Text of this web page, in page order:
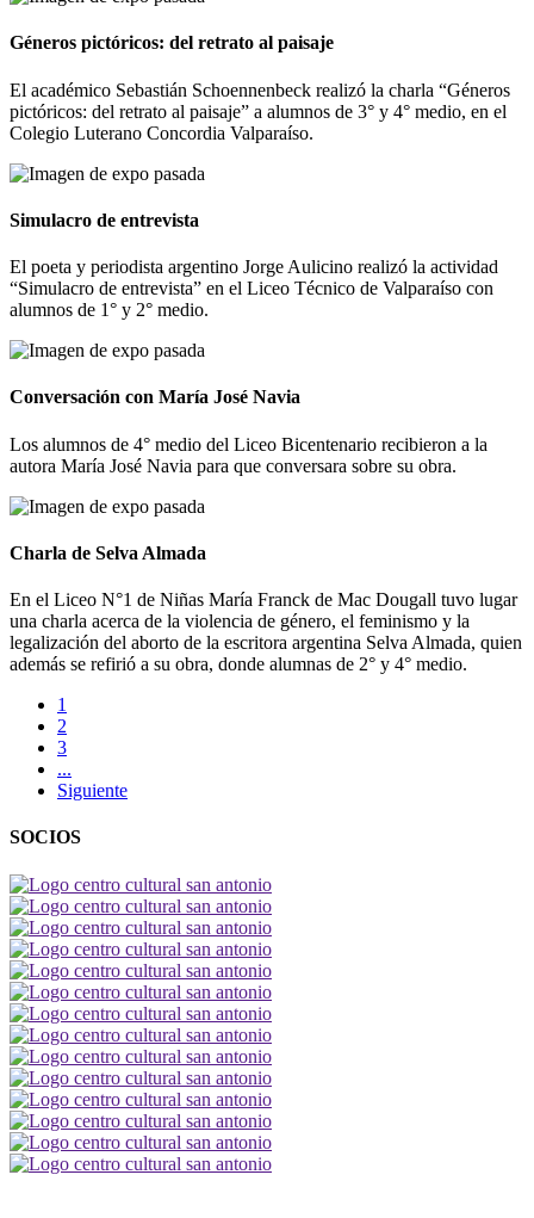
Géneros pictóricos: del retrato al paisaje
El académico Sebastián Schoennenbeck realizó la charla “Géneros
pictóricos: del retrato al paisaje” a alumnos de 3° y 4° medio, en el
Colegio Luterano Concordia Valparaíso.
Simulacro de entrevista
El poeta y periodista argentino Jorge Aulicino realizó la actividad
“Simulacro de entrevista” en el Liceo Técnico de Valparaíso con
alumnos de 1° y 2° medio.
Conversación con María José Navia
Los alumnos de 4° medio del Liceo Bicentenario recibieron a la
autora María José Navia para que conversara sobre su obra.
Charla de Selva Almada
En el Liceo N°1 de Niñas María Franck de Mac Dougall tuvo lugar
una charla acerca de la violencia de género, el feminismo y la
legalización del aborto de la escritora argentina Selva Almada, quien
además se refirió a su obra, donde alumnas de 2° y 4° medio.
1
2
3
...
Siguiente
SOCIOS